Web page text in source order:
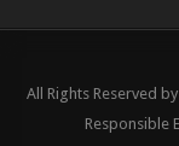
All Rights Reserved by
Responsible